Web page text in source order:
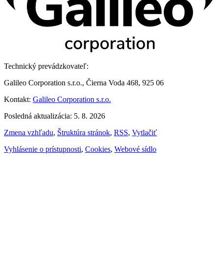
Technický prevádzkovateľ:
Galileo Corporation s.r.o., Čierna Voda 468, 925 06
Kontakt: Galileo Corporation s.r.o.
Posledná aktualizácia: 5. 8. 2026
Zmena vzhľadu, Štruktúra stránok, RSS, Vytlačiť
Vyhlásenie o prístupnosti, Cookies, Webové sídlo